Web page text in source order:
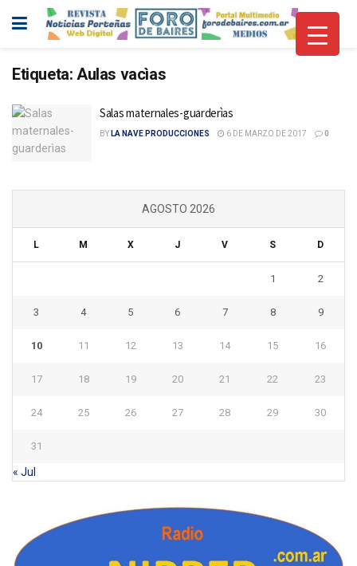
Etiqueta: Aulas vacìas
Salas maternales-guarderìas
BY LA NAVE PRODUCCIONES 6 DE MARZO DE 2017 0
AGOSTO 2026
L M X J V S D
1 2
3 4 5 6 7 8 9
10 11 12 13 14 15 16
17 18 19 20 21 22 23
24 25 26 27 28 29 30
31
« Jul